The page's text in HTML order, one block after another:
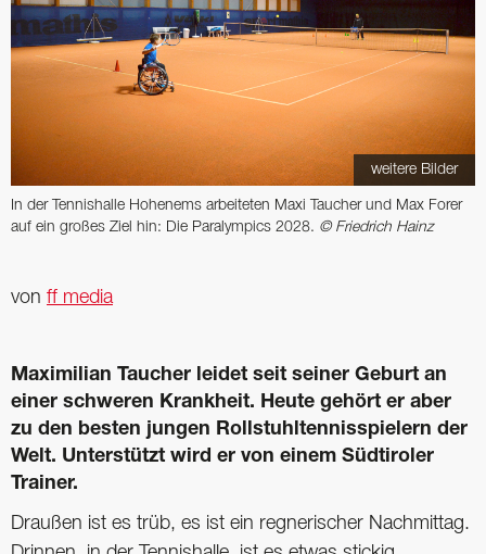
weitere Bilder
In der Tennishalle Hohenems arbeiteten Maxi Taucher und Max Forer
auf ein großes Ziel hin: Die Paralympics 2028. © Friedrich Hainz
von ff media
Maximilian Taucher leidet seit seiner Geburt an
einer schweren Krankheit. Heute gehört er aber
zu den besten jungen Rollstuhltennisspielern der
Welt. Unterstützt wird er von einem Südtiroler
Trainer.
Draußen ist es trüb, es ist ein regnerischer Nachmittag.